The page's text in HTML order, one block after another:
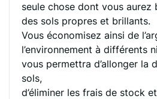
seule chose dont vous
des sols propres et brillants.
Vous économisez ainsi de
l’environnement à différents
vous permettra d’allonger la
sols,
d’éliminer les frais de stock